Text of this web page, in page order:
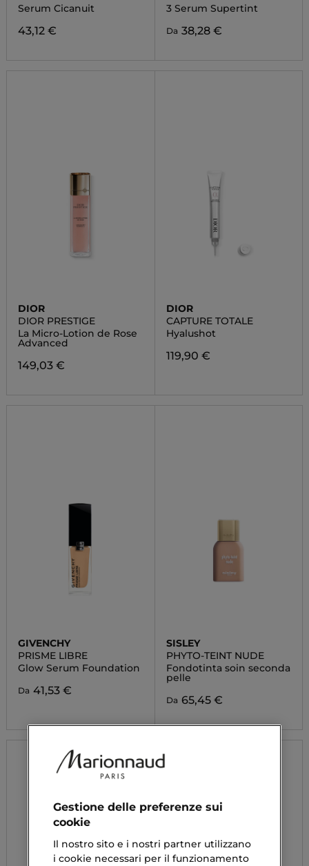
Serum Cicanuit
43,12 €
3 Serum Supertint
Da 38,28 €
DIOR
DIOR PRESTIGE
La Micro-Lotion de Rose
Advanced
149,03 €
DIOR
CAPTURE TOTALE
Hyalushot
119,90 €
GIVENCHY
PRISME LIBRE
Glow Serum Foundation
Da 41,53 €
SISLEY
PHYTO-TEINT NUDE
Fondotinta soin seconda
pelle
Da 65,45 €
Gestione delle preferenze sui
cookie
Il nostro sito e i nostri partner utilizzano
i cookie necessari per il funzionamento